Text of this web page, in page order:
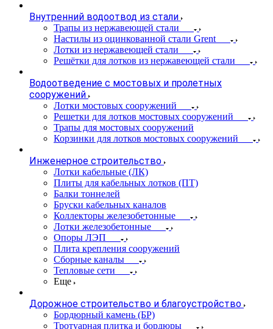
Внутренний водоотвод из стали
Трапы из нержавеющей стали
Настилы из оцинкованной стали Grent
Лотки из нержавеющей стали
Решётки для лотков из нержавеющей стали
Водоотведение с мостовых и пролетных
сооружений
Лотки мостовых сооружений
Решетки для лотков мостовых сооружений
Трапы для мостовых сооружений
Корзинки для лотков мостовых сооружений
Инженерное строительство
Лотки кабельные (ЛК)
Плиты для кабельных лотков (ПТ)
Балки тоннелей
Бруски кабельных каналов
Коллекторы железобетонные
Лотки железобетонные
Опоры ЛЭП
Плита крепления сооружений
Сборные каналы
Тепловые сети
Еще
Дорожное строительство и благоустройство
Бордюрный камень (БР)
Тротуарная плитка и бордюры